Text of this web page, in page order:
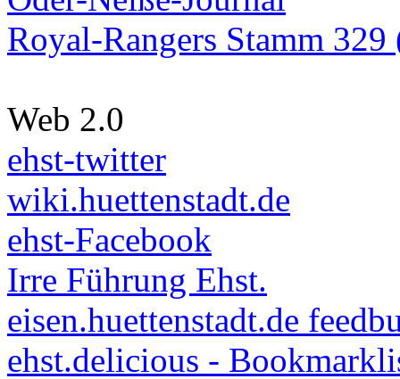
Royal-Rangers Stamm
Web 2.0
ehst-twitter
wiki.huettenstadt.de
ehst-Facebook
Irre Führung Ehst.
eisen.huettenstadt.de
ehst.delicious -